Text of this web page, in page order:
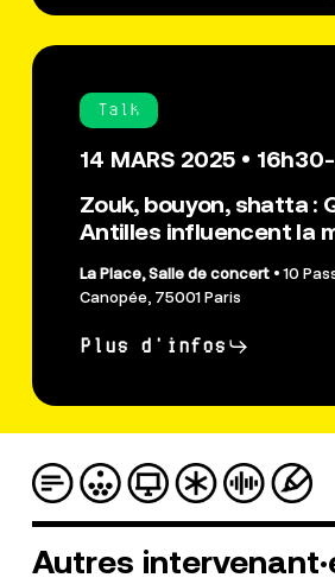
Talk
14 MARS 2025 •
Zouk, bouyon, shatta :
Antilles influencent la
La Place, Salle de concert • 10
Canopée, 75001 Paris
Plus d'infos
Autres